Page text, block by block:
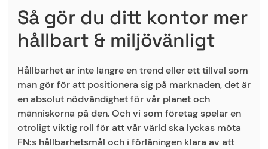
Så gör du ditt kontor mer
hållbart & miljövänligt
Hållbarhet är inte längre en trend eller ett tillval som
man gör för att positionera sig på marknaden, det är
en absolut nödvändighet för vår planet och
människorna på den. Och vi som företag spelar en
otroligt viktig roll för att vår värld ska lyckas möta
FN:s hållbarhetsmål och i förläningen klara av att